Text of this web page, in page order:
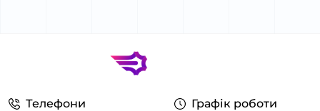
Телефони Графік роботи